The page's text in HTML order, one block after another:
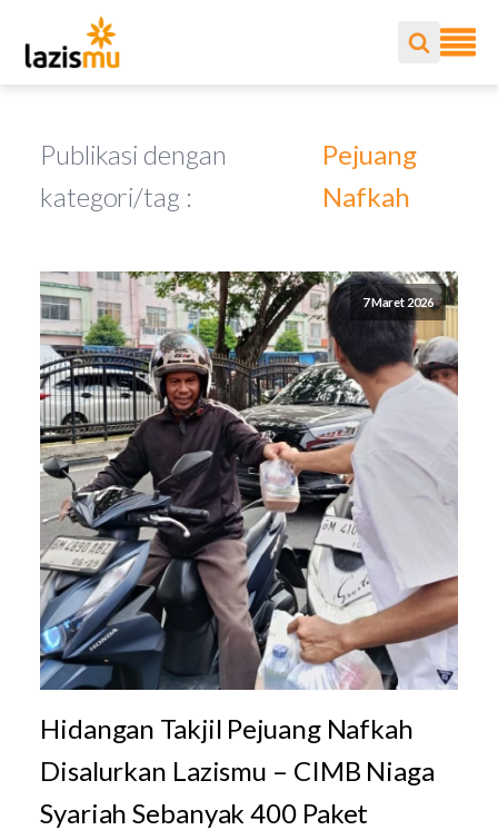
Publikasi dengan
kategori/tag :
Pejuang
Nafkah
7 Maret 2026
Hidangan Takjil Pejuang Nafkah
Disalurkan Lazismu – CIMB Niaga
Syariah Sebanyak 400 Paket